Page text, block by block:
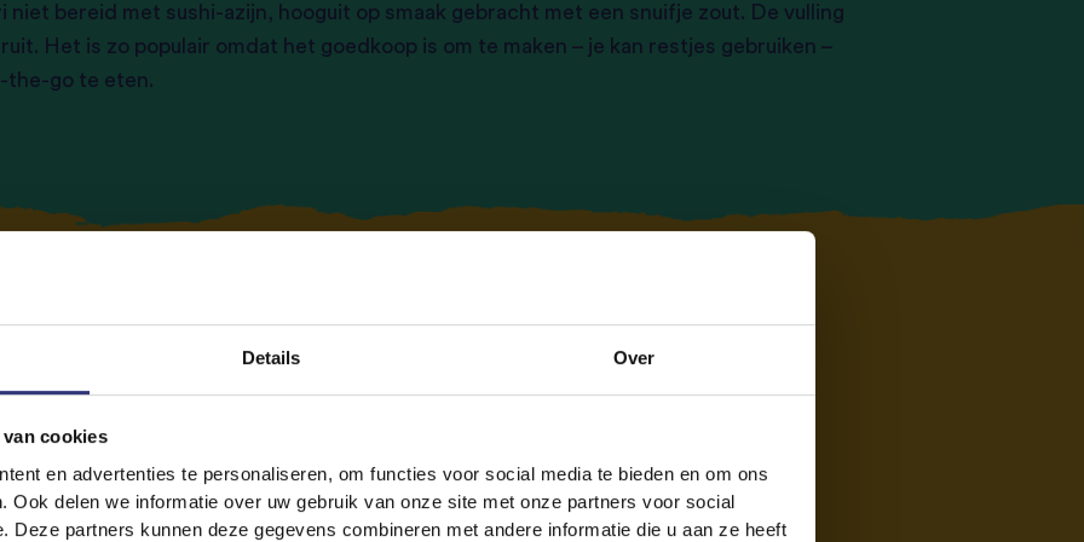
Details Over
cookies
en advertenties te personaliseren, om functies voor social media te bieden en om ons
Ook delen we informatie over uw gebruik van onze site met onze partners voor social
Deze partners kunnen deze gegevens combineren met andere informatie die u aan ze heeft
bereid met sushi-azijn, hooguit op smaak gebracht met een snuifje zout. De vulling
Het is zo populair omdat het goedkoop is om te maken – je kan restjes gebruiken –
the-go te eten.
Biryani
afkomstig uit Iran, maar vandaag maakt het vooral in India deel uit van het
op het menu bij elke speciale gelegenheid, maar wordt ook als streetfood